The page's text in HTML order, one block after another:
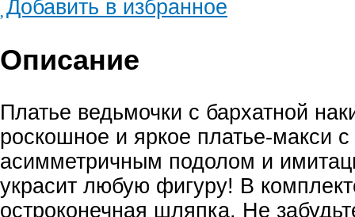
Добавить в избранное
Описание
Платье ведьмочки с бархатной
роскошное и яркое платье-макси с
асимметричным подолом и
украсит любую фигуру! В
остроконечная шляпка. Не